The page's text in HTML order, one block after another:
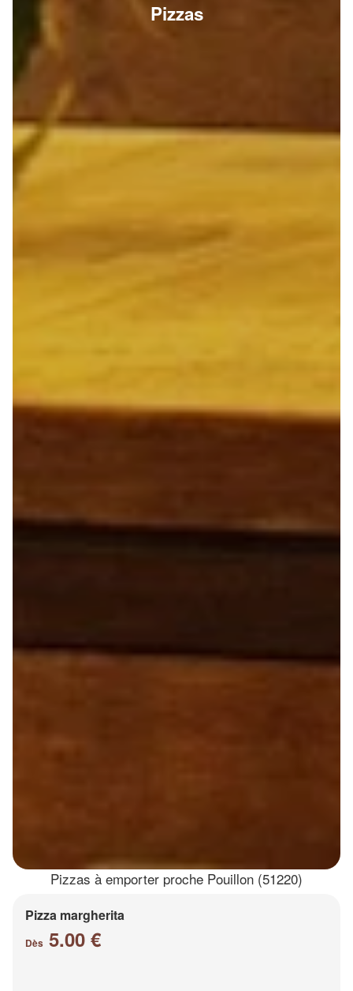
Pizzas
Pizzas à emporter proche Pouillon (51220)
Pizza margherita
Dès 5.00 €